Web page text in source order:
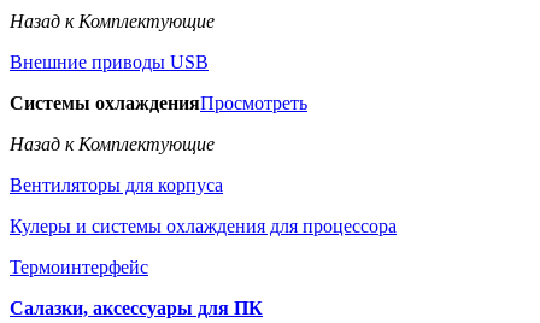
Назад к Комплектующие
Внешние приводы USB
Системы охлажденияПросмотреть
Назад к Комплектующие
Вентиляторы для корпуса
Кулеры и системы охлаждения для процессора
Термоинтерфейс
Салазки, аксессуары для ПК